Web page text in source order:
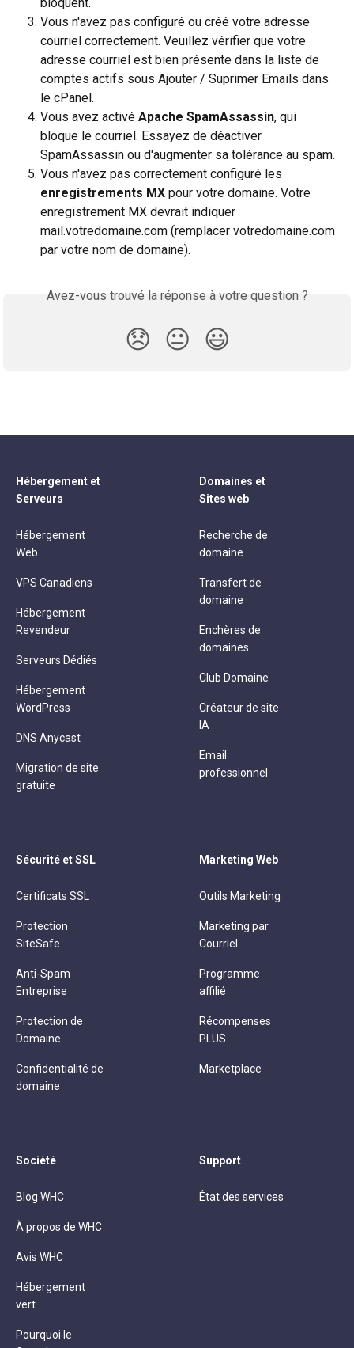
Vous n'avez pas configuré ou créé votre adresse
courriel correctement. Veuillez vérifier que votre
adresse courriel est bien présente dans la liste de
comptes actifs sous Ajouter / Suprimer Emails dans
le cPanel.
Vous avez activé Apache SpamAssassin, qui
bloque le courriel. Essayez de déactiver
SpamAssassin ou d'augmenter sa tolérance au spam.
Vous n'avez pas correctement configuré les
enregistrements MX pour votre domaine. Votre
enregistrement MX devrait indiquer
mail.votredomaine.com (remplacer votredomaine.com
par votre nom de domaine).
Avez-vous trouvé la réponse à votre question ?
😞 😐 😃
Hébergement et
Serveurs
Hébergement
Web
VPS Canadiens
Hébergement
Revendeur
Serveurs Dédiés
Hébergement
WordPress
DNS Anycast
Migration de site
gratuite
Domaines et
Sites web
Recherche de
domaine
Transfert de
domaine
Enchères de
domaines
Club Domaine
Créateur de site
IA
Email
professionnel
Sécurité et SSL
Certificats SSL
Protection
SiteSafe
Anti-Spam
Entreprise
Protection de
Domaine
Confidentialité de
domaine
Marketing Web
Outils Marketing
Marketing par
Courriel
Programme
affilié
Récompenses
PLUS
Marketplace
Société
Blog WHC
À propos de WHC
Avis WHC
Hébergement
vert
Pourquoi le
Support
État des services